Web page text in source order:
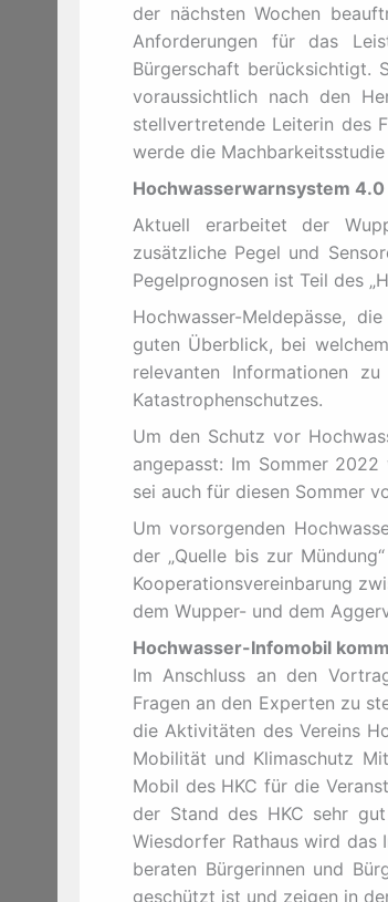
der nächsten Wochen
Anforderungen für das
Bürgerschaft berücksichtigt.
voraussichtlich nach den
stellvertretende Leiterin des
werde die
Hochwasserwarnsystem 4.0
Aktuell erarbeitet der
zusätzliche Pegel und
Pegelprognosen ist Teil des
Hochwasser-Meldepässe,
guten Überblick, bei
relevanten Informationen
Katastrophenschutzes.
Um den Schutz vor
angepasst: Im Sommer
sei auch für diesen Sommer
Um vorsorgenden
der „Quelle bis zur
Kooperationsvereinbarung
dem Wupper- und dem
Hochwasser-Infomobil
Im Anschluss an den
Fragen an den Experten zu
die Aktivitäten des Vereins
Mobilität und Klimaschutz
Mobil des HKC für die
der Stand des HKC sehr
Wiesdorfer Rathaus wird das
beraten Bürgerinnen und
geschützt ist und zeigen in